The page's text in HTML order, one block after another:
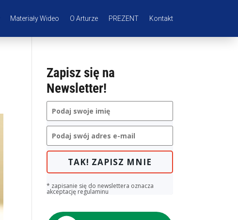
Materiały Wideo O Arturze PREZENT Kontakt
Zapisz się na
Newsletter!
TAK! ZAPISZ MNIE
* zapisanie się do newslettera oznacza
akceptację regulaminu